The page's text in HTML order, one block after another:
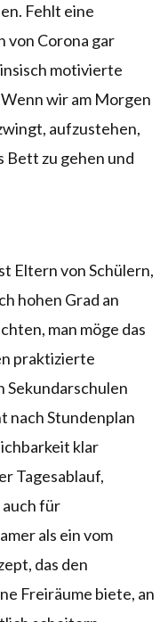
Fehlt eine
von Corona gar
motivierte
wir am Morgen
aufzustehen,
Bett zu gehen und
Eltern von Schülern,
hohen Grad an
man möge das
praktizierte
Sekundarschulen
nach Stundenplan
klar
Tagesablauf,
für
als ein vom
das den
Freiräume biete, an